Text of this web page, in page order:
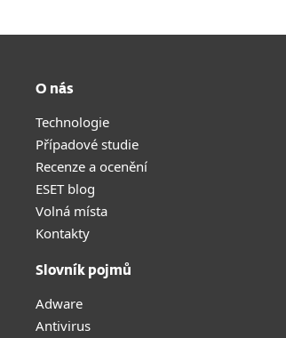
O nás
Technologie
Případové studie
Recenze a ocenění
ESET blog
Volná místa
Kontakty
Slovník pojmů
Adware
Antivirus